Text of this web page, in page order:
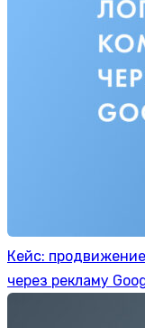
Кейс:
через рекламу